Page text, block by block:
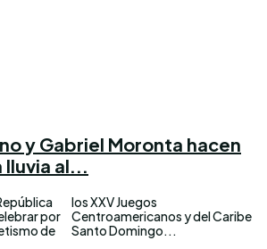
y Gabriel Moronta hacen
lluvia al...
por
de
Caribe
Santo Domingo...